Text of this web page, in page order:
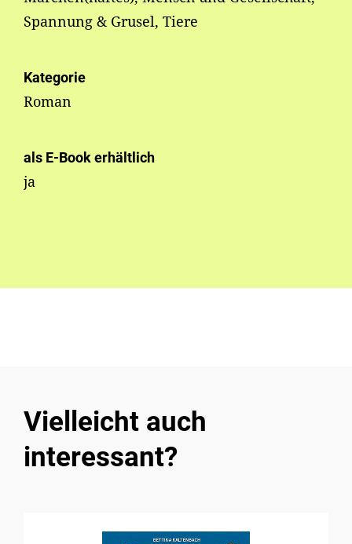
Spannung & Grusel, Tiere
Kategorie
Roman
als E-Book erhältlich
ja
Vielleicht auch
interessant?